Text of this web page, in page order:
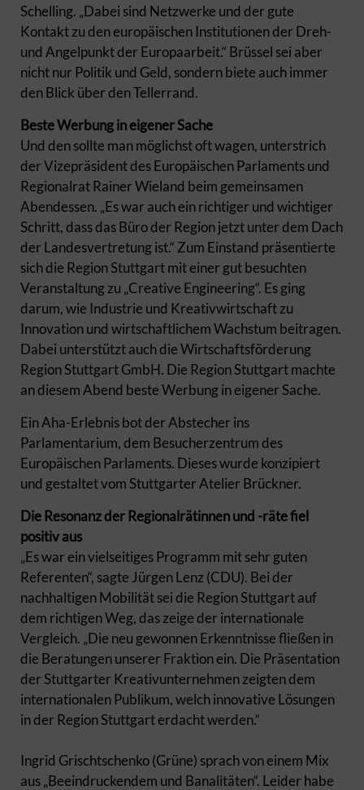
Schelling. „Dabei sind Netzwerke und der gute
Kontakt zu den europäischen Institutionen der Dreh-
und Angelpunkt der Europaarbeit.“ Brüssel sei aber
nicht nur Politik und Geld, sondern biete auch immer
den Blick über den Tellerrand.
Beste Werbung in eigener Sache
Und den sollte man möglichst oft wagen, unterstrich
der Vizepräsident des Europäischen Parlaments und
Regionalrat Rainer Wieland beim gemeinsamen
Abendessen. „Es war auch ein richtiger und wichtiger
Schritt, dass das Büro der Region jetzt unter dem Dach
der Landesvertretung ist.“ Zum Einstand präsentierte
sich die Region Stuttgart mit einer gut besuchten
Veranstaltung zu „Creative Engineering“. Es ging
darum, wie Industrie und Kreativwirtschaft zu
Innovation und wirtschaftlichem Wachstum beitragen.
Dabei unterstützt auch die Wirtschaftsförderung
Region Stuttgart GmbH. Die Region Stuttgart machte
an diesem Abend beste Werbung in eigener Sache.
Ein Aha-Erlebnis bot der Abstecher ins
Parlamentarium, dem Besucherzentrum des
Europäischen Parlaments. Dieses wurde konzipiert
und gestaltet vom Stuttgarter Atelier Brückner.
Die Resonanz der Regionalrätinnen und -räte fiel
positiv aus
„Es war ein vielseitiges Programm mit sehr guten
Referenten“, sagte Jürgen Lenz (CDU). Bei der
nachhaltigen Mobilität sei die Region Stuttgart auf
dem richtigen Weg, das zeige der internationale
Vergleich. „Die neu gewonnen Erkenntnisse fließen in
die Beratungen unserer Fraktion ein. Die Präsentation
der Stuttgarter Kreativunternehmen zeigten dem
internationalen Publikum, welch innovative Lösungen
in der Region Stuttgart erdacht werden.“
Ingrid Grischtschenko (Grüne) sprach von einem Mix
aus „Beeindruckendem und Banalitäten“. Leider habe